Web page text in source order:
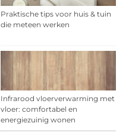
Praktische tips voor huis & tuin
die meteen werken
Infrarood vloerverwarming met
vloer: comfortabel en
energiezuinig wonen